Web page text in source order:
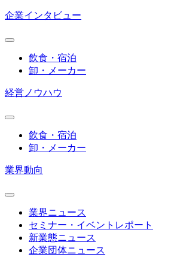
企業インタビュー
飲食・宿泊
卸・メーカー
経営ノウハウ
飲食・宿泊
卸・メーカー
業界動向
業界ニュース
セミナー・イベントレポート
新業態ニュース
企業団体ニュース